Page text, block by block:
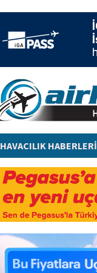
HAVACILIK HABERLERİ